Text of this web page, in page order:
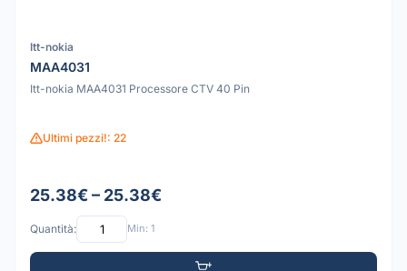
Itt-nokia
MAA4031
Itt-nokia MAA4031 Processore CTV 40 Pin
Ultimi pezzi!: 22
25.38€ – 25.38€
Quantità: Min: 1